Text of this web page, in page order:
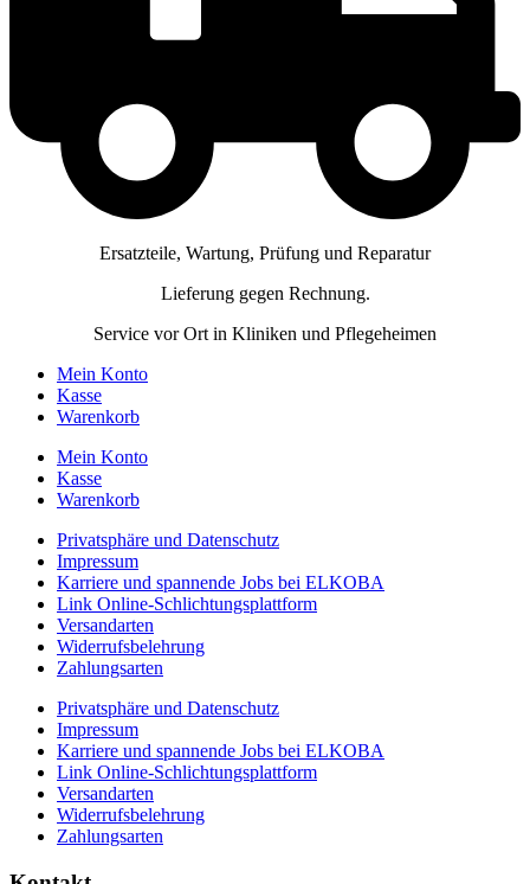
Ersatzteile, Wartung, Prüfung und Reparatur
Lieferung gegen Rechnung.
Service vor Ort in Kliniken und Pflegeheimen
Mein Konto
Kasse
Warenkorb
Mein Konto
Kasse
Warenkorb
Privatsphäre und Datenschutz
Impressum
Karriere und spannende Jobs bei ELKOBA
Link Online-Schlichtungsplattform
Versandarten
Widerrufsbelehrung
Zahlungsarten
Privatsphäre und Datenschutz
Impressum
Karriere und spannende Jobs bei ELKOBA
Link Online-Schlichtungsplattform
Versandarten
Widerrufsbelehrung
Zahlungsarten